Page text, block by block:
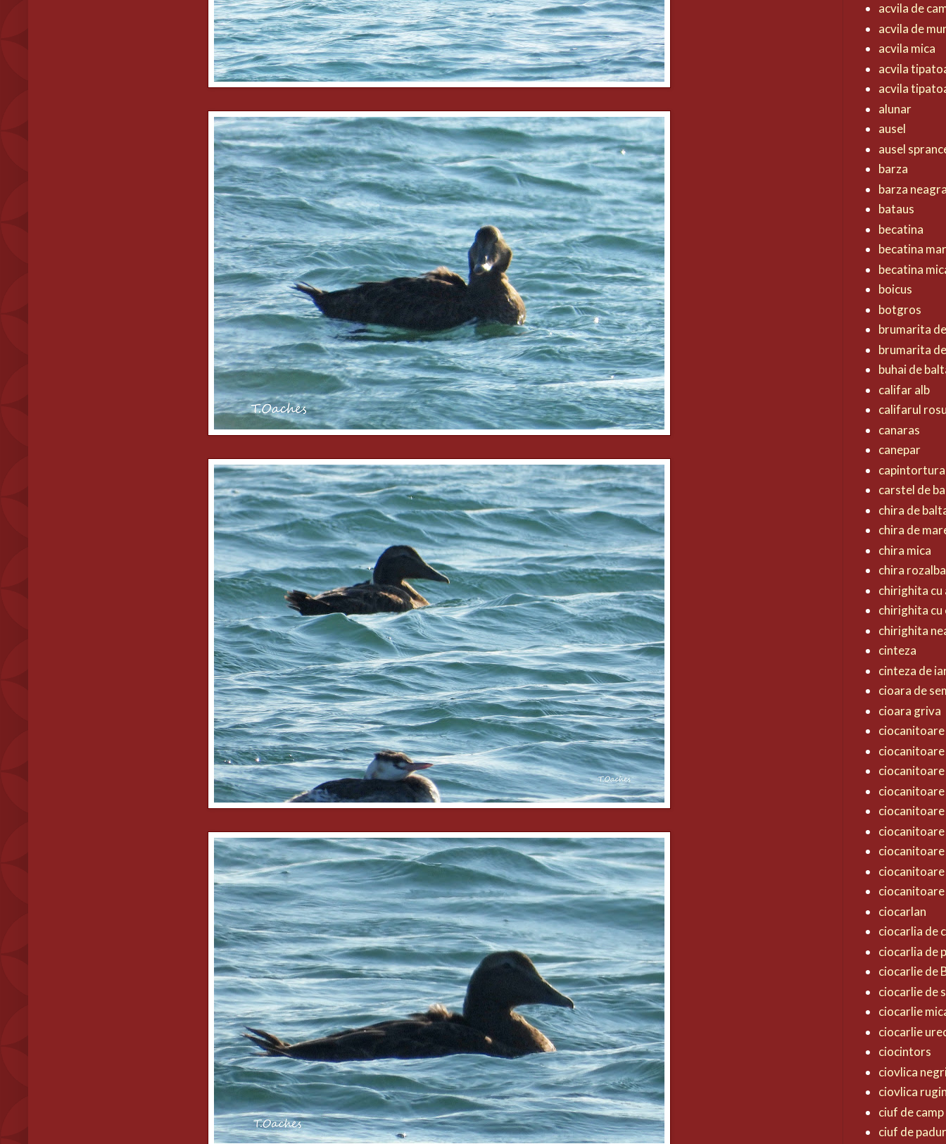
acvila de
acvila de
acvila mica
acvila
acvila
alunar
ausel
ausel
barza
barza
bataus
becatina
becatina
becatina
boicus
botgros
brumarita
brumarita
buhai de
califar alb
califarul
canaras
canepar
capintortura
carstel de
chira de
chira de
chira mica
chira rozalba
chirighita cu
chirighita cu
chirighita
cinteza
cinteza de
cioara de
cioara griva
ciocanitoare
ciocarlan
ciocarlia de
ciocarlia de
ciocarlie de
ciocarlie de
ciocarlie
ciocarlie
ciocintors
ciovlica
ciovlica
ciuf de camp
ciuf de